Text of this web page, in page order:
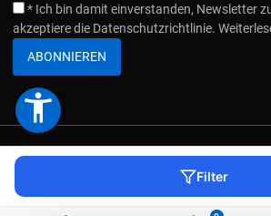
Filter
* Ich bin damit einverstanden, Newsletter
akzeptiere die Datenschutzrichtlinie.
ABONNIEREN
COPYRIGHT © 2026 HEBEZONE. ALLE
IMPRESSUM
accessibility_new